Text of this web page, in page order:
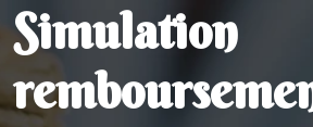
Simulation